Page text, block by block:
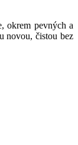
okrem pevných a
novou, čistou bez